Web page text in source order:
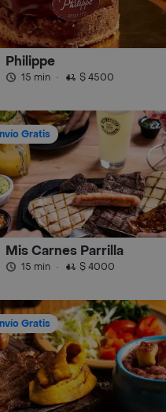
Philippe
15 min · $ 4500
Gratis
Mis Carnes Parrilla
15 min · $ 4000
Gratis